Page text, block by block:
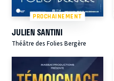
PROCHAINEMENT
JULIEN SANTINI
Théâtre des Folies Bergère